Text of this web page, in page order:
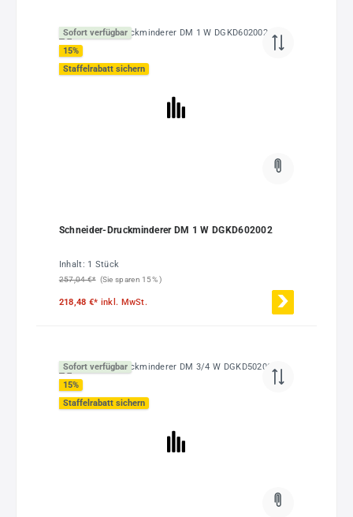
Sofort verfügbar
15%
Staffelrabatt sichern
Schneider-Druckminderer DM 1 W DGKD602002
Inhalt: 1 Stück
257,04 €* (Sie sparen 15% )
218,48 €* inkl. MwSt.
Sofort verfügbar
15%
Staffelrabatt sichern